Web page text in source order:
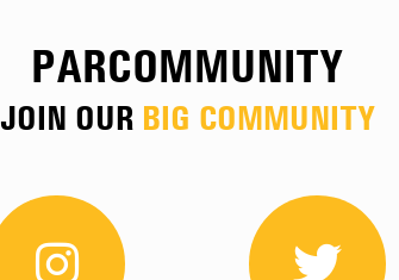
PARCOMMUNITY
JOIN OUR BIG COMMUNITY